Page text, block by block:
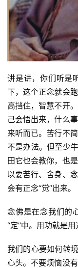
讲是讲，你们听是
下，这个正念就会
高挡住，智慧不开
己会悟出来，什么
来听而已。苦行不
不是办法。但至少
田它也会教你，也
以要苦行、舍身、
会有正念“觉”出来。
念佛是在念我们的
“定”中。用功就是用
我们的心要如何转
心头。不要烦恼没